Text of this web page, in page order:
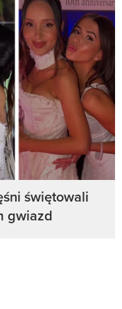
świętowali
gwiazd